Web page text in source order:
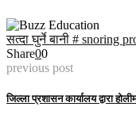
सत्दा घुर्ने बानी # snoring
Share00
previous post
जिल्ला प्रशासन कार्यालय द्वारा